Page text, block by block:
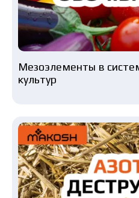
Мезоэлементы в
культур